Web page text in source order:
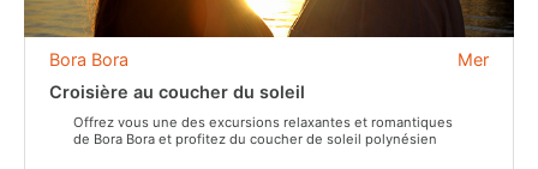
Mer
Bora Bora
Croisière au coucher du soleil
Offrez vous une des excursions relaxantes et romantiques
de Bora Bora et profitez du coucher de soleil polynésien